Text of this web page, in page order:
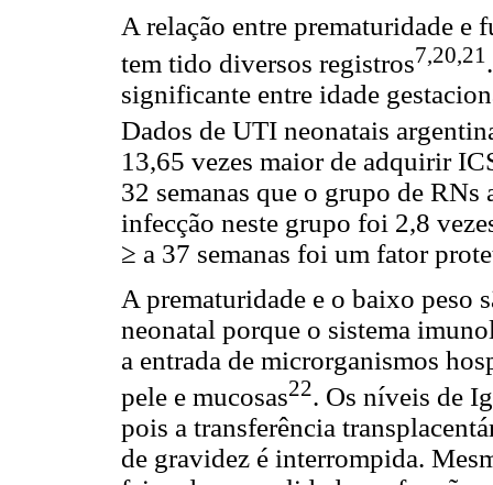
A relação entre prematuridade e
tem tido diversos registros7,20,21
significante entre idade
Dados de UTI neonatais
13,65 vezes maior de adquirir
32 semanas que o grupo de
infecção neste grupo foi 2,8
≥ a 37 semanas foi um fator
A prematuridade e o baixo peso
neonatal porque o sistema
a entrada de microrganismos
pele e mucosas22. Os níveis de
pois a transferência
de gravidez é interrompida.